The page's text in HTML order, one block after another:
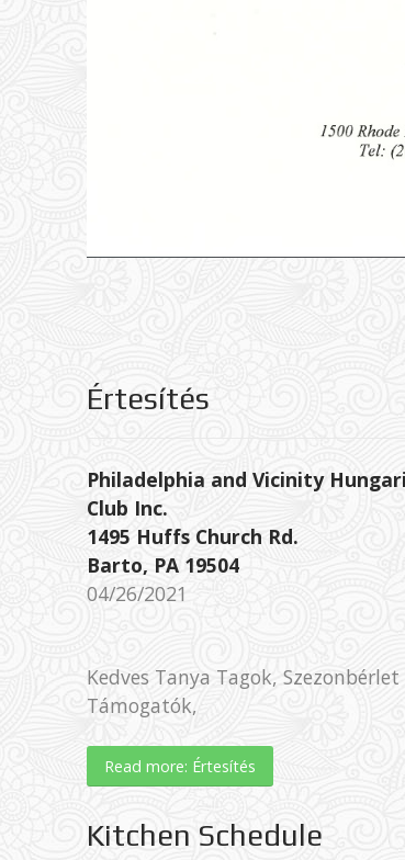
Értesítés
Philadelphia and Vicinity
Club Inc.
1495 Huffs Church Rd.
Barto, PA 19504
04/26/2021
Kedves Tanya Tagok, Szezonbérlet
Támogatók,
Read more: Értesítés
Kitchen Schedule